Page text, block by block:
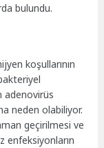
bulundu.
koşullarının
adenovirüs
neden olabiliyor.
geçirilmesi ve
enfeksiyonların